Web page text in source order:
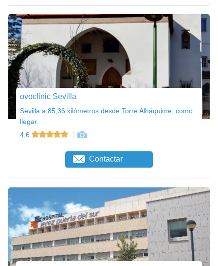
ovoclinic Sevilla
Sevilla a 85,36 kilómetros desde Torre Alháquime, como
llegar
4,6
Contactar